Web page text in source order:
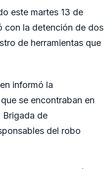
este martes 13 de
con la detención de dos
de herramientas que
informó la
se encontraban en
Brigada de
del robo